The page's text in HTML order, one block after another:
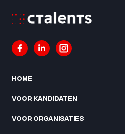
Home
Voor kandidaten
Voor organisaties